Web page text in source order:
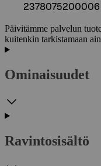
2378075200006
Päivitämme palvelun
kuitenkin tarkistamaan
Ominaisuudet
Ravintosisältö